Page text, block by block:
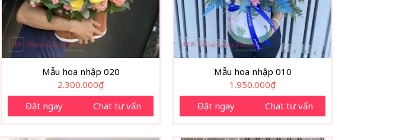
Mẫu hoa nhập 020
2.300.000₫
Đặt ngay
Chat tư vấn
Mẫu hoa nhập 010
1.950.000₫
Đặt ngay
Chat tư vấn